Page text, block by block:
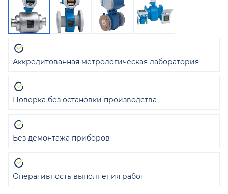
Аккредитованная метрологическая лаборатория
Поверка без остановки производства
Без демонтажа приборов
Оперативность выполнения работ